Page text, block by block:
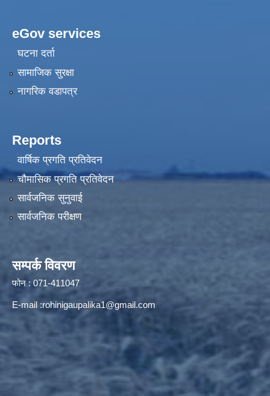
eGov services
घटना दर्ता
सामाजिक सुरक्षा
नागरिक वडापत्र
Reports
वार्षिक प्रगति प्रतिवेदन
चौमासिक प्रगति प्रतिवेदन
सार्वजनिक सुनुवाई
सार्वजनिक परीक्षण
सम्पर्क विवरण
फोन : 071-411047
E-mail :rohinigaupalika1@gmail.com